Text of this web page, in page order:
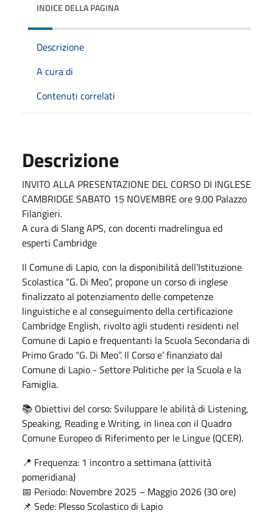
INDICE DELLA PAGINA
Descrizione
A cura di
Contenuti correlati
Descrizione
INVITO ALLA PRESENTAZIONE DEL CORSO DI INGLESE
CAMBRIDGE SABATO 15 NOVEMBRE ore 9.00 Palazzo
Filangieri.
A cura di Slang APS, con docenti madrelingua ed
esperti Cambridge
Il Comune di Lapio, con la disponibilità dell’Istituzione
Scolastica “G. Di Meo”, propone un corso di inglese
finalizzato al potenziamento delle competenze
linguistiche e al conseguimento della certificazione
Cambridge English, rivolto agli studenti residenti nel
Comune di Lapio e frequentanti la Scuola Secondaria di
Primo Grado “G. Di Meo”. Il Corso e’ finanziato dal
Comune di Lapio - Settore Politiche per la Scuola e la
Famiglia.
📚 Obiettivi del corso: Sviluppare le abilità di Listening,
Speaking, Reading e Writing, in linea con il Quadro
Comune Europeo di Riferimento per le Lingue (QCER).
📍 Frequenza: 1 incontro a settimana (attività
pomeridiana)
📅 Periodo: Novembre 2025 – Maggio 2026 (30 ore)
📌 Sede: Plesso Scolastico di Lapio